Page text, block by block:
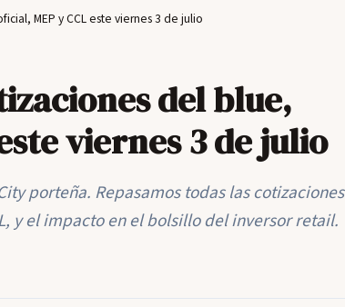
MEP y CCL este viernes 3 de julio
del blue,
viernes 3 de julio
porteña. Repasamos todas las cotizaciones
y el impacto en el bolsillo del inversor retail.